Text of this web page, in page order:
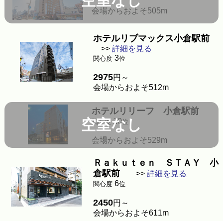
会場からおよそ505m
ホテルリブマックス小倉駅前
>> 詳細を見る
関心度 3位
2975円～
会場からおよそ512m
空室なし
ホテルリリーフ 小倉駅前
関心度10位
会場からおよそ529m
Ｒａｋｕｔｅｎ ＳＴＡＹ 小
倉駅前 >> 詳細を見る
関心度 6位
2450円～
会場からおよそ611m